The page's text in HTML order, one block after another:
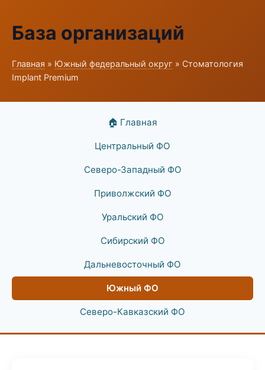
База организаций
Главная » Южный федеральный округ » Стоматология
Implant Premium
🏠 Главная
Центральный ФО
Северо-Западный ФО
Приволжский ФО
Уральский ФО
Сибирский ФО
Дальневосточный ФО
Южный ФО
Северо-Кавказский ФО